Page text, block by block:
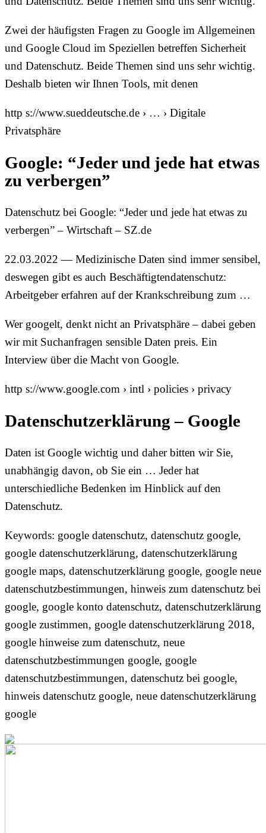
Zwei der häufigsten Fragen zu Google im Allgemeinen
und Google Cloud im Speziellen betreffen Sicherheit
und Datenschutz. Beide Themen sind uns sehr wichtig.
Deshalb bieten wir Ihnen Tools, mit denen
http s://www.sueddeutsche.de › … › Digitale
Privatsphäre
Google: “Jeder und jede hat etwas
zu verbergen”
Datenschutz bei Google: “Jeder und jede hat etwas zu
verbergen” – Wirtschaft – SZ.de
22.03.2022 — Medizinische Daten sind immer sensibel,
deswegen gibt es auch Beschäftigtendatenschutz:
Arbeitgeber erfahren auf der Krankschreibung zum …
Wer googelt, denkt nicht an Privatsphäre – dabei geben
wir mit Suchanfragen sensible Daten preis. Ein
Interview über die Macht von Google.
http s://www.google.com › intl › policies › privacy
Datenschutzerklärung – Google
Daten ist Google wichtig und daher bitten wir Sie,
unabhängig davon, ob Sie ein … Jeder hat
unterschiedliche Bedenken im Hinblick auf den
Datenschutz.
Keywords: google datenschutz, datenschutz google,
google datenschutzerklärung, datenschutzerklärung
google maps, datenschutzerklärung google, google neue
datenschutzbestimmungen, hinweis zum datenschutz bei
google, google konto datenschutz, datenschutzerklärung
google zustimmen, google datenschutzerklärung 2018,
google hinweise zum datenschutz, neue
datenschutzbestimmungen google, google
datenschutzbestimmungen, datenschutz bei google,
hinweis datenschutz google, neue datenschutzerklärung
google